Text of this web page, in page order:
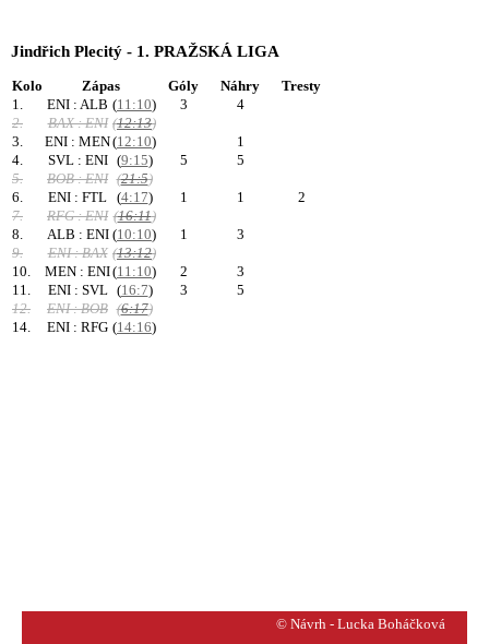
Jindřich Plecitý - 1. PRAŽSKÁ LIGA
Kolo Zápas Góly Náhry
Tresty
1.
ENI : ALB (11:10) 3
4
2.
BAX : ENI (12:13)
3.
ENI : MEN(12:10)
1
4.
SVL : ENI (9:15) 5
5
5.
BOB : ENI (21:5)
6.
ENI : FTL (4:17) 1 1
2
7.
RFG : ENI (16:11)
8.
ALB : ENI (10:10) 1
3
9.
ENI : BAX (13:12)
10.
MEN : ENI(11:10) 2
3
11.
ENI : SVL (16:7) 3
5
12.
ENI : BOB (6:17)
14.
ENI : RFG (14:16)
© Návrh - Lucka Boháčková